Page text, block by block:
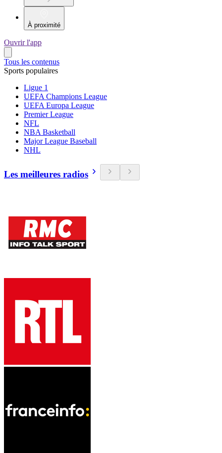
À proximité
Ouvrir l'app
Tous les contenus
Sports populaires
Ligue 1
UEFA Champions League
UEFA Europa League
Premier League
NFL
NBA Basketball
Major League Baseball
NHL
Les meilleures radios